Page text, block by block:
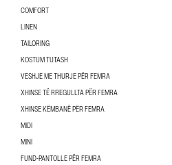
COMFORT
LINEN
TAILORING
KOSTUM TUTASH
VESHJE ME THURJE PËR FEMRA
XHINSE TË RREGULLTA PËR FEMRA
XHINSE KËMBANË PËR FEMRA
MIDI
MINI
FUND-PANTOLLE PËR FEMRA